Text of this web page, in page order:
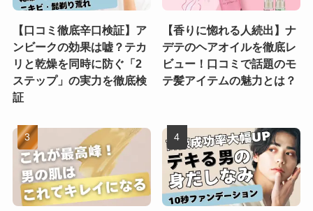
【口コミ徹底辛口検証】ア
ンビークの効果は嘘？テカ
リと乾燥を同時に防ぐ「2
ステップ」の実力を徹底検
証
【香りに惚れる人続出】ナ
デテのヘアオイルを徹底レ
ビュー！口コミで話題のモ
テ髪アイテムの魅力とは？